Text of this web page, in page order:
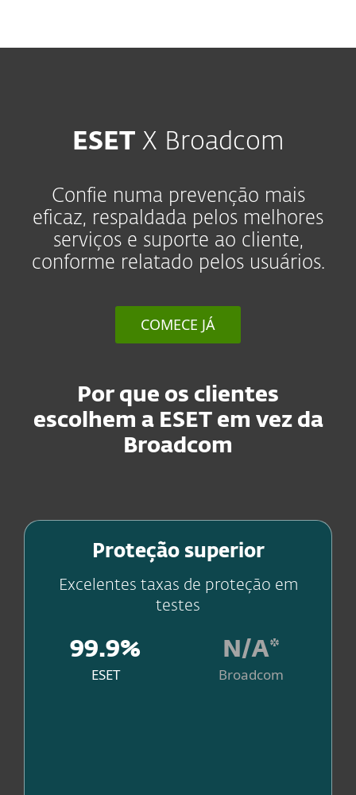
ESETX Broadcom
Confie numa prevenção mais
eficaz, respaldada pelos melhores
serviços e suporte ao cliente,
conforme relatado pelos usuários.
COMECE JÁ
Por que os clientes
escolhem a ESET em vez da
Broadcom
Proteção superior
Excelentes taxas de proteção em
testes
99.9%
ESET
N/A*
Broadcom
Esteja sempre um passo à frente